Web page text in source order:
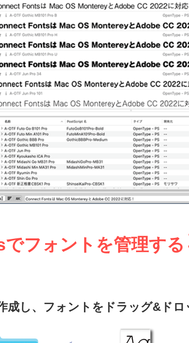
フォントを管理する
成し、フォントをドラッグ&ド